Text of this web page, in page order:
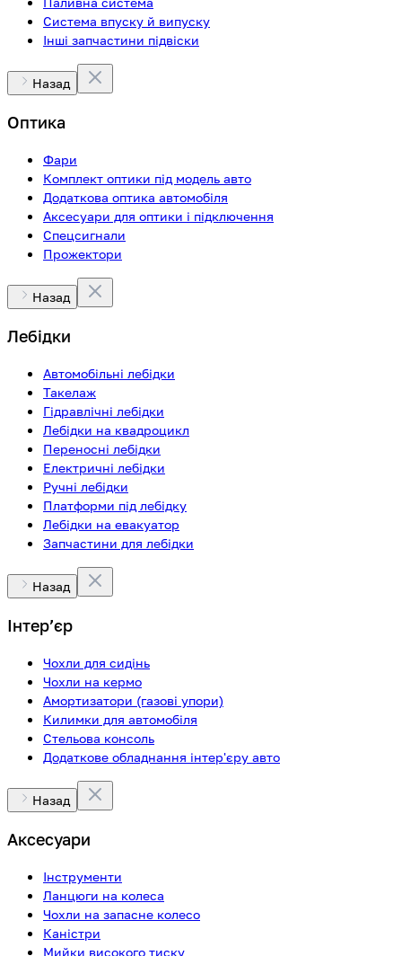
Система впуску й випуску
Інші запчастини підвіски
Назад
Оптика
Фари
Комплект оптики під модель авто
Додаткова оптика автомобіля
Аксесуари для оптики і підключення
Спецсигнали
Прожектори
Назад
Лебідки
Автомобільні лебідки
Такелаж
Гідравлічні лебідки
Лебідки на квадроцикл
Переносні лебідки
Електричні лебідки
Ручні лебідки
Платформи під лебідку
Лебідки на евакуатор
Запчастини для лебідки
Назад
Інтерʼєр
Чохли для сидінь
Чохли на кермо
Амортизатори (газові упори)
Килимки для автомобіля
Стельова консоль
Додаткове обладнання інтер'єру авто
Назад
Аксесуари
Інструменти
Ланцюги на колеса
Чохли на запасне колесо
Каністри
Мийки високого тиску